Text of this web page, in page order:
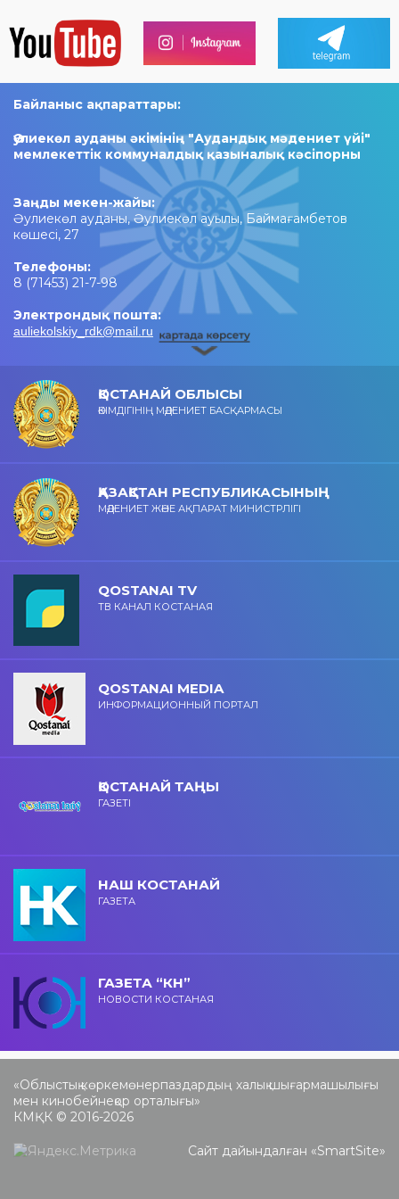
Байланыс ақпараттары:
Әулиекөл ауданы әкімінің "Аудандық мәдениет үйі"
мемлекеттік коммуналдық қазыналық кәсіпорны
Заңды мекен-жайы:
Әулиекөл ауданы, Әулиекөл ауылы, Баймағамбетов
көшесі, 27
Телефоны:
8 (71453) 21-7-98
Электрондық пошта:
auliekolskiy_rdk@mail.ru
ҚОСТАНАЙ ОБЛЫСЫ
ӘКІМДІГІНІҢ МӘДЕНИЕТ БАСҚАРМАСЫ
ҚАЗАҚСТАН РЕСПУБЛИКАСЫНЫҢ
МӘДЕНИЕТ ЖӘНЕ АҚПАРАТ МИНИСТРЛІГІ
QOSTANAI TV
ТВ КАНАЛ КОСТАНАЯ
QOSTANAI MEDIA
ИНФОРМАЦИОННЫЙ ПОРТАЛ
ҚОСТАНАЙ ТАҢЫ
ГАЗЕТІ
НАШ КОСТАНАЙ
ГАЗЕТА
ГАЗЕТА “КН”
НОВОСТИ КОСТАНАЯ
«Облыстық көркемөнерпаздардың халық шығармашылығы
мен кинобейнеқор орталығы»
КМҚК © 2016-2026
Сайт дайындалған «SmartSite»